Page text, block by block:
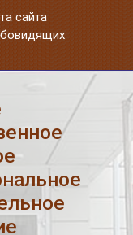
сайта